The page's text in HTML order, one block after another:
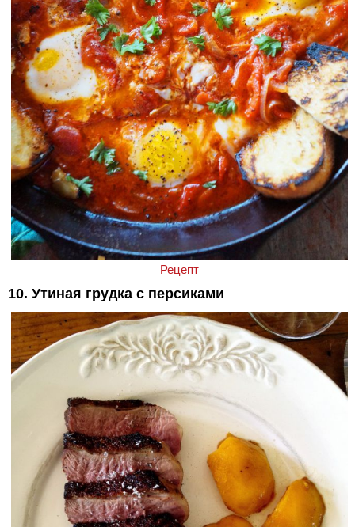
Рецепт
10. Утиная грудка с персиками